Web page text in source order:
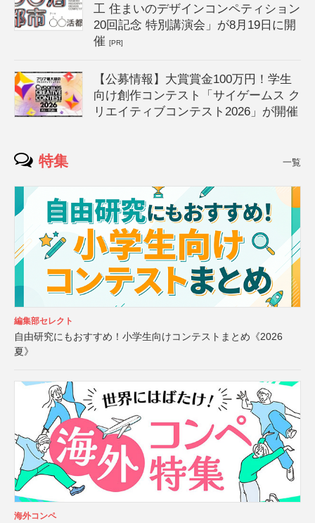
工 住まいのデザインコンペティション
20回記念 特別講演会」が8月19日に開
催[PR]
【公募情報】大賞賞金100万円！学生
向け創作コンテスト「サイゲームス ク
リエイティブコンテスト2026」が開催
特集 一覧
編集部セレクト
自由研究にもおすすめ！小学生向けコンテストまとめ《2026
夏》
海外コンペ